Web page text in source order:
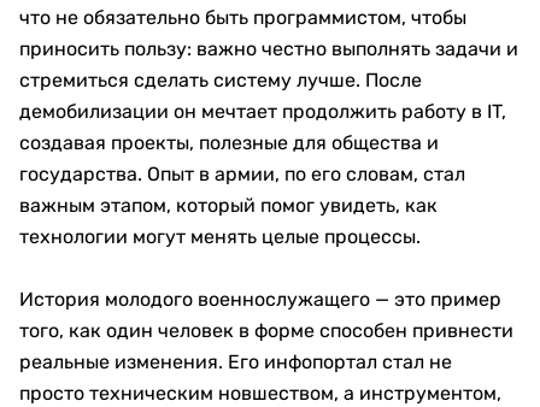
что не обязательно быть программистом, чтобы
приносить пользу: важно честно выполнять задачи и
стремиться сделать систему лучше. После
демобилизации он мечтает продолжить работу в IT,
создавая проекты, полезные для общества и
государства. Опыт в армии, по его словам, стал
важным этапом, который помог увидеть, как
технологии могут менять целые процессы.
История молодого военнослужащего — это пример
того, как один человек в форме способен привнести
реальные изменения. Его инфопортал стал не
просто техническим новшеством, а инструментом,